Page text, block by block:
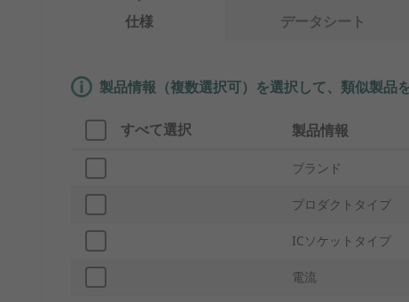
仕様 データシート
製品情報（複数選択可）を選択して、類似製品
すべて選択 製品情報
ブランド
プロダクトタイプ
ICソケットタイプ
電流